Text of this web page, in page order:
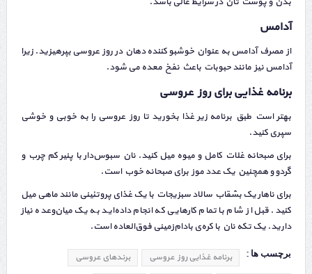
آدامس
از مصرف آدامس به عنوان خوشبو کننده دهان در روز عروسی بپرهیزید. زیرا
آدامس نیز مانند حبوبات باعث نفخ معده می شود.
برنامه غذایی برای روز عروسی
بهتر است طبق برنامه زیر غذا بخورید تا روز عروسی را به خوبی و خوشی
سپری کنید.
برای صبحانه غلات کامل و میوه میل کنید. نان سبوس‌دار با پنیر کم چرب و
گردو و همچنین یک عدد موز برای صبحانه خوب است.
برای ناهار یک بشقاب سالاد سبزیجات با یک غذای پروتئینی مانند ماهی میل
کنید. قبل از شام با تمام کارهایی که انجام داده‌اید به یک میان‌وعده نیاز
دارید. یک تکه نان با کره‌ی بادام‌زمینی فوق‌العاده است.
برچسب ها : برنامه غذایی روز عروسی
برندهای عروسی